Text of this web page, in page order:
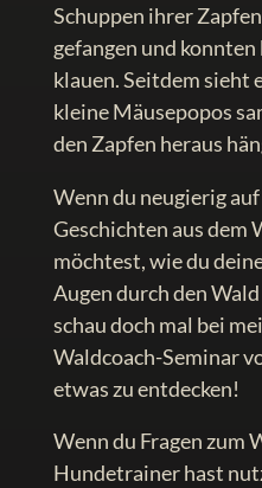
Schuppen ihrer
gefangen und
klauen. Seitdem sieht
kleine Mäusepopos
den Zapfen heraus
Wenn du neugierig
Geschichten aus dem
möchtest, wie du
Augen durch den
schau doch mal bei
Waldcoach-Seminar
etwas zu entdecken!
Wenn du Fragen zum
Hundetrainer hast